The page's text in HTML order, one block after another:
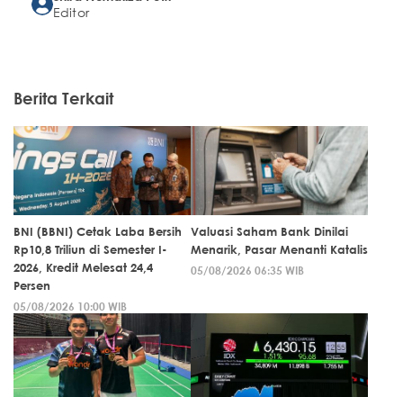
Editor
Berita Terkait
BNI (BBNI) Cetak Laba Bersih
Rp10,8 Triliun di Semester I-
2026, Kredit Melesat 24,4
Persen
05/08/2026 10:00 WIB
Valuasi Saham Bank Dinilai
Menarik, Pasar Menanti Katalis
05/08/2026 06:35 WIB